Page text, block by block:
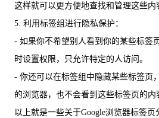
这样就可以更方便地查找和管理这些内
5. 利用标签组进行隐私保护：
- 如果你不希望别人看到你的某些标签
时设置权限，只允许特定的人访问。
- 你还可以在标签组中隐藏某些标签页
的浏览器，也不会看到这些标签页的内
以上就是一些关于Google浏览器标签